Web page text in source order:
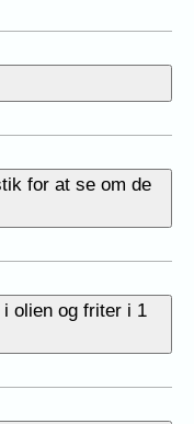
for at se om de
olien og friter i 1